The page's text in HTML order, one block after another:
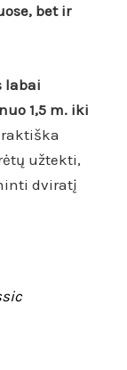
bet ir
labai
1,5 m. iki
užtekti,
dviratį